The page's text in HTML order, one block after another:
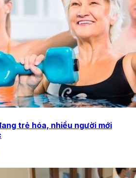
trẻ hóa, nhiều người mới